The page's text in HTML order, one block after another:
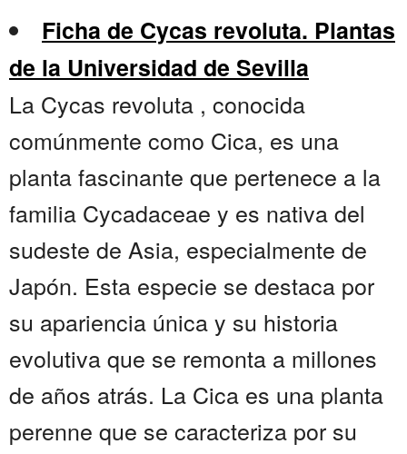
Ficha de Cycas revoluta. Plantas
de la Universidad de Sevilla
La Cycas revoluta , conocida
comúnmente como Cica, es una
planta fascinante que pertenece a la
familia Cycadaceae y es nativa del
sudeste de Asia, especialmente de
Japón. Esta especie se destaca por
su apariencia única y su historia
evolutiva que se remonta a millones
de años atrás. La Cica es una planta
perenne que se caracteriza por su